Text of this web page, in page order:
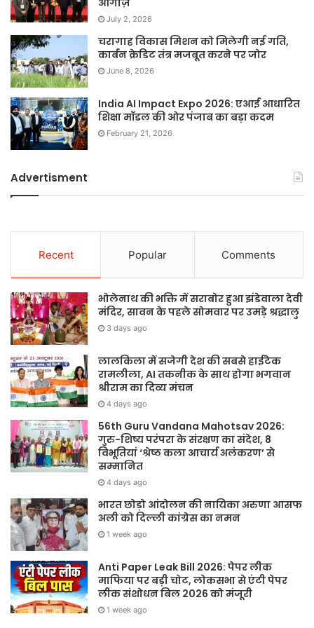
आगाज़
July 2, 2026
चरागाह विकास मिशन को मिलेगी नई गति,
कार्बन क्रेडिट तंत्र मजबूत करने पर जोर
June 8, 2026
India AI Impact Expo 2026: एआई आधारित
शिक्षा मॉडल की ओर पंजाब का बड़ा कदम
February 21, 2026
Advertisment
Recent Popular Comments
भोलेनाथ की भक्ति में सराबोर हुआ झंडेवाला देवी
मंदिर, सावन के पहले सोमवार पर उमड़े श्रद्धालु
3 days ago
लालकिला में सजेगी देश की सबसे हाईटेक
रामलीला, AI तकनीक के साथ होगा भगवान
श्रीराम का दिव्य मंचन
4 days ago
56th Guru Vandana Mahotsav 2026:
गुरु-शिष्य परंपरा के संरक्षण का संदेश, 8
विभूतियां ‘श्रेष्ठ कला आचार्य अलंकरण’ से
सम्मानित
4 days ago
भारत छोड़ो आंदोलन की नायिका अरुणा आसफ
अली को दिल्ली कांग्रेस का नमन
1 week ago
Anti Paper Leak Bill 2026: पेपर लीक
माफिया पर बड़ी चोट, लोकसभा से एंटी पेपर
लीक संशोधन बिल 2026 को मंजूरी
1 week ago